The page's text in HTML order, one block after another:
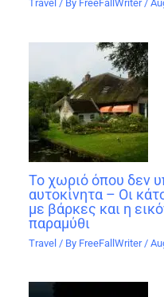
Travel / By FreeFallWriter/
Το χωριό όπου δεν
αυτοκίνητα – Οι
με βάρκες και η
παραμύθι
Travel / By FreeFallWriter /